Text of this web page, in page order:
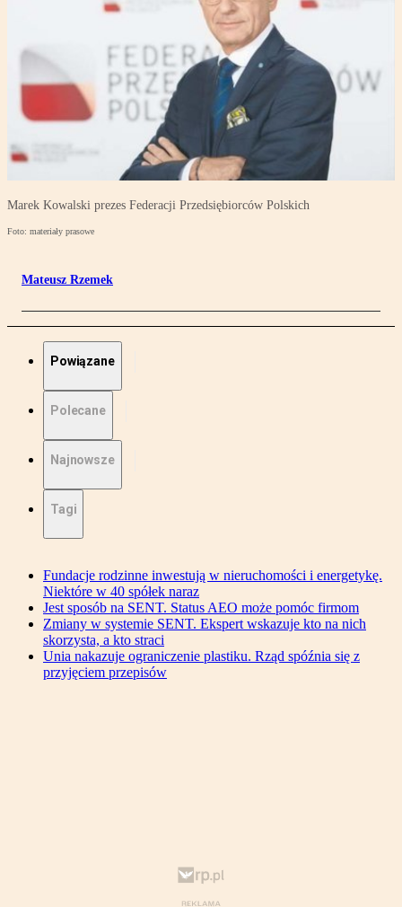
Marek Kowalski prezes Federacji Przedsiębiorców Polskich
Foto: materiały prasowe
Mateusz Rzemek
Powiązane
Polecane
Najnowsze
Tagi
Fundacje rodzinne inwestują w nieruchomości i energetykę.
Niektóre w 40 spółek naraz
Jest sposób na SENT. Status AEO może pomóc firmom
Zmiany w systemie SENT. Ekspert wskazuje kto na nich
skorzysta, a kto straci
Unia nakazuje ograniczenie plastiku. Rząd spóźnia się z
przyjęciem przepisów